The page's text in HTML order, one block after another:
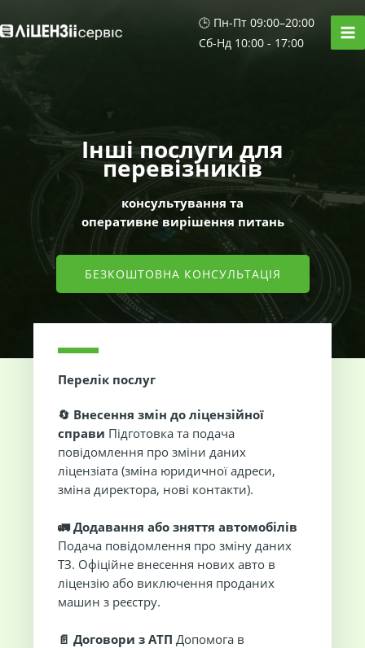
до
🕒 Пн-Пт 09:00–20:00
Сб-Нд 10:00 - 17:00
Інші послуги для
перевізників
консультування та
оперативне вирішення питань
БЕЗКОШТОВНА КОНСУЛЬТАЦІЯ
Перелік послуг
🔄 Внесення змін до ліцензійної
справи Підготовка та подача
повідомлення про зміни даних
ліцензіата (зміна юридичної адреси,
зміна директора, нові контакти).
🚛 Додавання або зняття автомобілів
Подача повідомлення про зміну даних
ТЗ. Офіційне внесення нових авто в
ліцензію або виключення проданих
машин з реєстру.
📄 Договори з АТП Допомога в